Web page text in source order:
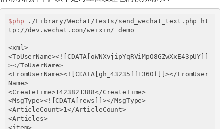
$php ./Library/Wechat/Tests/send_wechat_text.php ht
tp://dev.wechat.com/weixin/ demo
<xml>
<ToUserName><![CDATA[oWNXvjipYqRViMpO8GZwXxE43pUY]]
></ToUserName>
<FromUserName><![CDATA[gh_43235ff1360f]]></FromUser
Name>
<CreateTime>1423821388</CreateTime>
<MsgType><![CDATA[news]]></MsgType>
<ArticleCount>1</ArticleCount>
<Articles>
<item>